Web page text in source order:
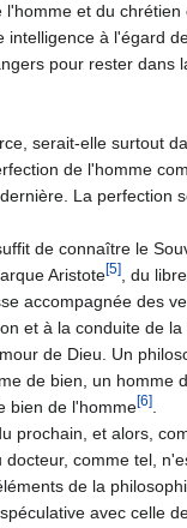
et du
à l'égard
pour rester dans
serait-elle surtout
de l'homme
La
de connaître le
Aristote[5]
, du
accompagnée des
et à la conduite de
de Dieu. Un
de bien, un
bien de l'homme[6]
prochain, et alors,
comme tel,
de la
avec celle